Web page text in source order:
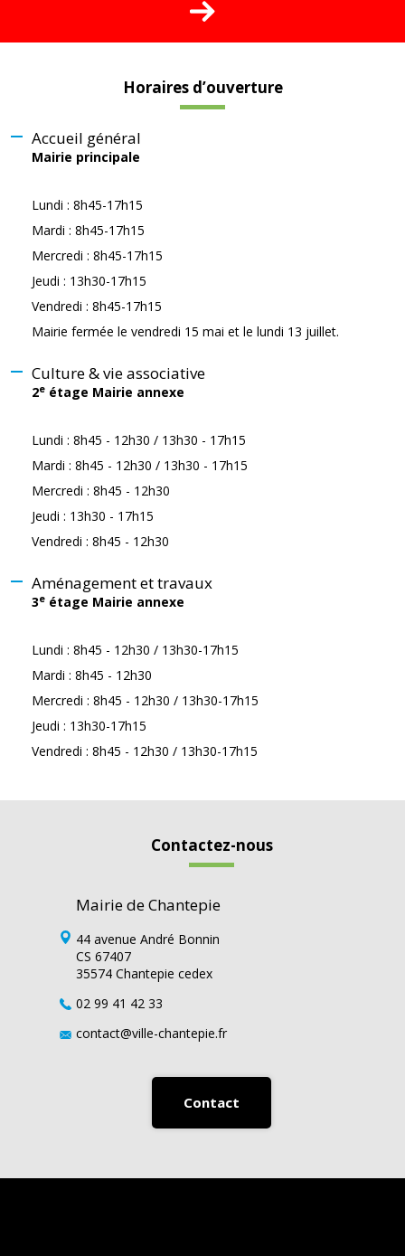
Horaires d’ouverture
Accueil général
Mairie principale
Lundi : 8h45-17h15
Mardi : 8h45-17h15
Mercredi : 8h45-17h15
Jeudi : 13h30-17h15
Vendredi : 8h45-17h15
Mairie fermée le vendredi 15 mai et le lundi 13 juillet.
Culture & vie associative
2e étage Mairie annexe
Lundi : 8h45 - 12h30 / 13h30 - 17h15
Mardi : 8h45 - 12h30 / 13h30 - 17h15
Mercredi : 8h45 - 12h30
Jeudi : 13h30 - 17h15
Vendredi : 8h45 - 12h30
Aménagement et travaux
3e étage Mairie annexe
Lundi : 8h45 - 12h30 / 13h30-17h15
Mardi : 8h45 - 12h30
Mercredi : 8h45 - 12h30 / 13h30-17h15
Jeudi : 13h30-17h15
Vendredi : 8h45 - 12h30 / 13h30-17h15
Contactez-nous
Mairie de Chantepie
44 avenue André Bonnin
CS 67407
35574 Chantepie cedex
02 99 41 42 33
contact@ville-chantepie.fr
Contact